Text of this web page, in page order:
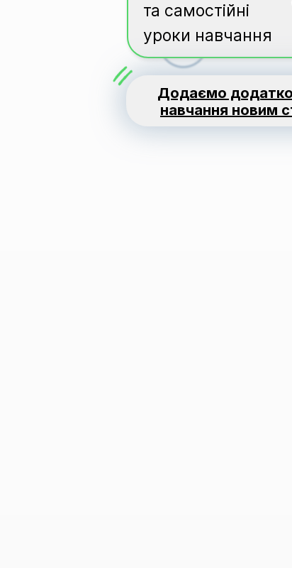
та самостійні
уроки навчання
Додаємо
навчання новим